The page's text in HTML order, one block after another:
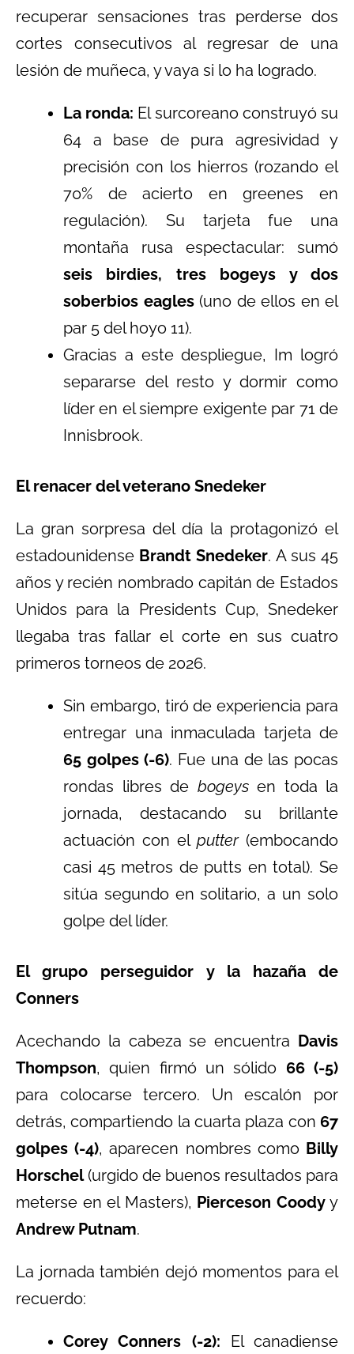
recuperar sensaciones tras perderse dos
cortes consecutivos al regresar de una
lesión de muñeca, y vaya si lo ha logrado.
La ronda: El surcoreano construyó su
64 a base de pura agresividad y
precisión con los hierros (rozando el
70% de acierto en greenes en
regulación). Su tarjeta fue una
montaña rusa espectacular: sumó
seis birdies, tres bogeys y dos
soberbios eagles(uno de ellos en el
par 5 del hoyo 11).
Gracias a este despliegue, Im logró
separarse del resto y dormir como
líder en el siempre exigente par 71 de
Innisbrook.
El renacer del veterano Snedeker
La gran sorpresa del día la protagonizó el
estadounidense Brandt Snedeker. A sus 45
años y recién nombrado capitán de Estados
Unidos para la Presidents Cup, Snedeker
llegaba tras fallar el corte en sus cuatro
primeros torneos de 2026.
Sin embargo, tiró de experiencia para
entregar una inmaculada tarjeta de
65 golpes (-6). Fue una de las pocas
rondas libres de bogeysen toda la
jornada, destacando su brillante
actuación con el putter(embocando
casi 45 metros de putts en total). Se
sitúa segundo en solitario, a un solo
golpe del líder.
El grupo perseguidor y la hazaña de
Conners
Acechando la cabeza se encuentra Davis
Thompson, quien firmó un sólido 66 (-5)
para colocarse tercero. Un escalón por
detrás, compartiendo la cuarta plaza con 67
golpes (-4), aparecen nombres como Billy
Horschel(urgido de buenos resultados para
meterse en el Masters), Pierceson Coodyy
Andrew Putnam.
La jornada también dejó momentos para el
recuerdo:
Corey Conners (-2): El canadiense